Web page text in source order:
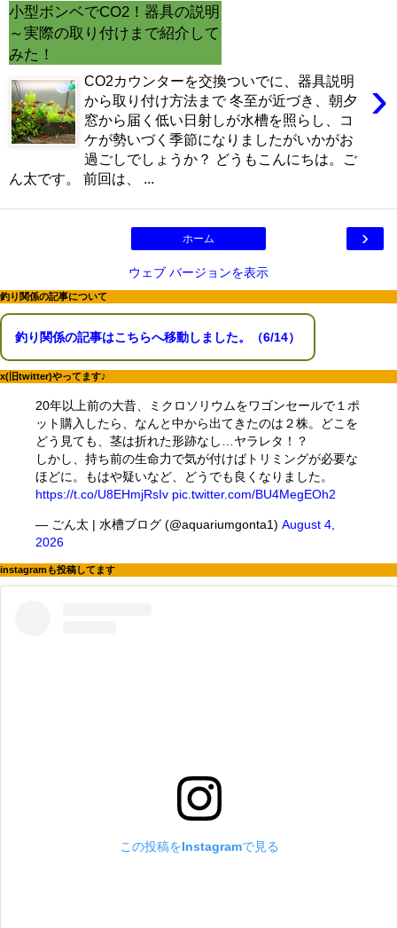
小型ボンベでCO2！器具の説明
～実際の取り付けまで紹介して
みた！
›
CO2カウンターを交換ついでに、器具説明
から取り付け方法まで 冬至が近づき、朝夕
窓から届く低い日射しが水槽を照らし、コ
ケが勢いづく季節になりましたがいかがお
過ごしでしょうか？ どうもこんにちは。ご
ん太です。 前回は、 ...
›
ホーム
ウェブ バージョンを表示
釣り関係の記事について
釣り関係の記事はこちらへ移動しました。（6/14）
x(旧twitter)やってます♪
20年以上前の大昔、ミクロソリウムをワゴンセールで１ポ
ット購入したら、なんと中から出てきたのは２株。どこを
どう見ても、茎は折れた形跡なし…ヤラレタ！？
しかし、持ち前の生命力で気が付けばトリミングが必要な
ほどに。もはや疑いなど、どうでも良くなりました。
https://t.co/U8EHmjRsIv pic.twitter.com/BU4MegEOh2
— ごん太 | 水槽ブログ (@aquariumgonta1) August 4,
2026
instagramも投稿してます
この投稿をInstagramで見る